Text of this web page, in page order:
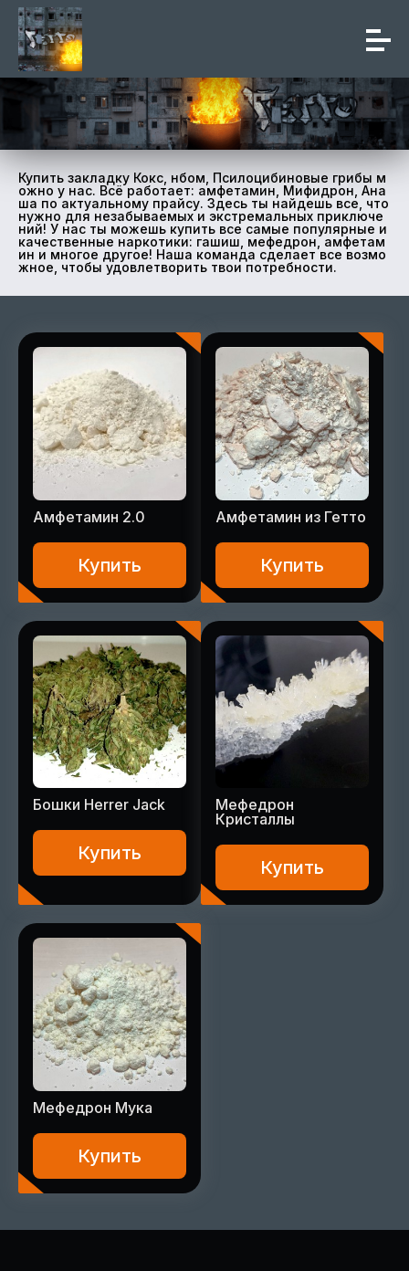
Купить закладку Кокс, нбом, Псилоцибиновые грибы м
ожно у нас. Всё работает: амфетамин, Мифидрон, Ана
ша по актуальному прайсу. Здесь ты найдешь все, что
нужно для незабываемых и экстремальных приключе
ний! У нас ты можешь купить все самые популярные и
качественные наркотики: гашиш, мефедрон, амфетам
ин и многое другое! Наша команда сделает все возмо
жное, чтобы удовлетворить твои потребности.
Амфетамин 2.0
Купить
Амфетамин из Гетто
Купить
Бошки Herrer Jack
Купить
Мефедрон
Кристаллы
Купить
Мефедрон Мука
Купить